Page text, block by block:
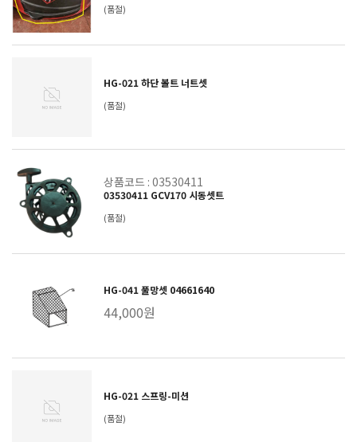
(품절)
HG-021 하단 볼트 너트셋
(품절)
상품코드 : 03530411
03530411 GCV170 시동셋트
(품절)
HG-041 풀망셋 04661640
44,000원
HG-021 스프링-미션
(품절)